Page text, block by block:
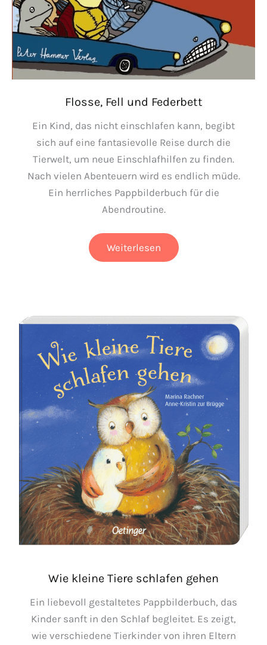
Flosse, Fell und Federbett
Ein Kind, das nicht einschlafen kann, begibt
sich auf eine fantasievolle Reise durch die
Tierwelt, um neue Einschlafhilfen zu finden.
Nach vielen Abenteuern wird es endlich müde.
Ein herrliches Pappbilderbuch für die
Abendroutine.
Flosse,
Fell
Weiterlesen
Wie kleine Tiere schlafen gehen
Ein liebevoll gestaltetes Pappbilderbuch, das
Kinder sanft in den Schlaf begleitet. Es zeigt,
wie verschiedene Tierkinder von ihren Eltern